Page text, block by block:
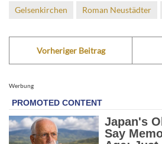
Gelsenkirchen Roman Neustädter
Vorheriger Beitrag
Werbung